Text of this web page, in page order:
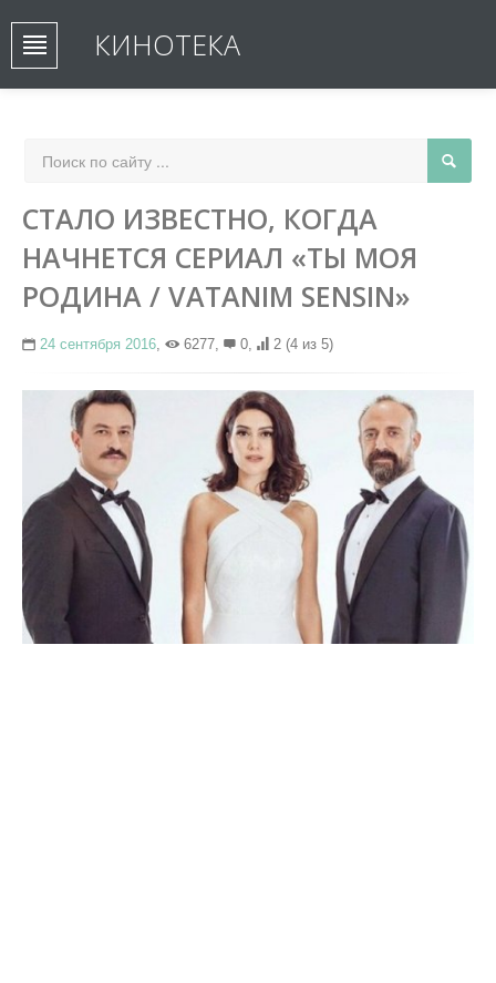
КИНОТЕКА
СТАЛО ИЗВЕСТНО, КОГДА
НАЧНЕТСЯ СЕРИАЛ «ТЫ МОЯ
РОДИНА / VATANIM SENSIN»
24 сентября 2016, 6277, 0, 2 (4 из 5)